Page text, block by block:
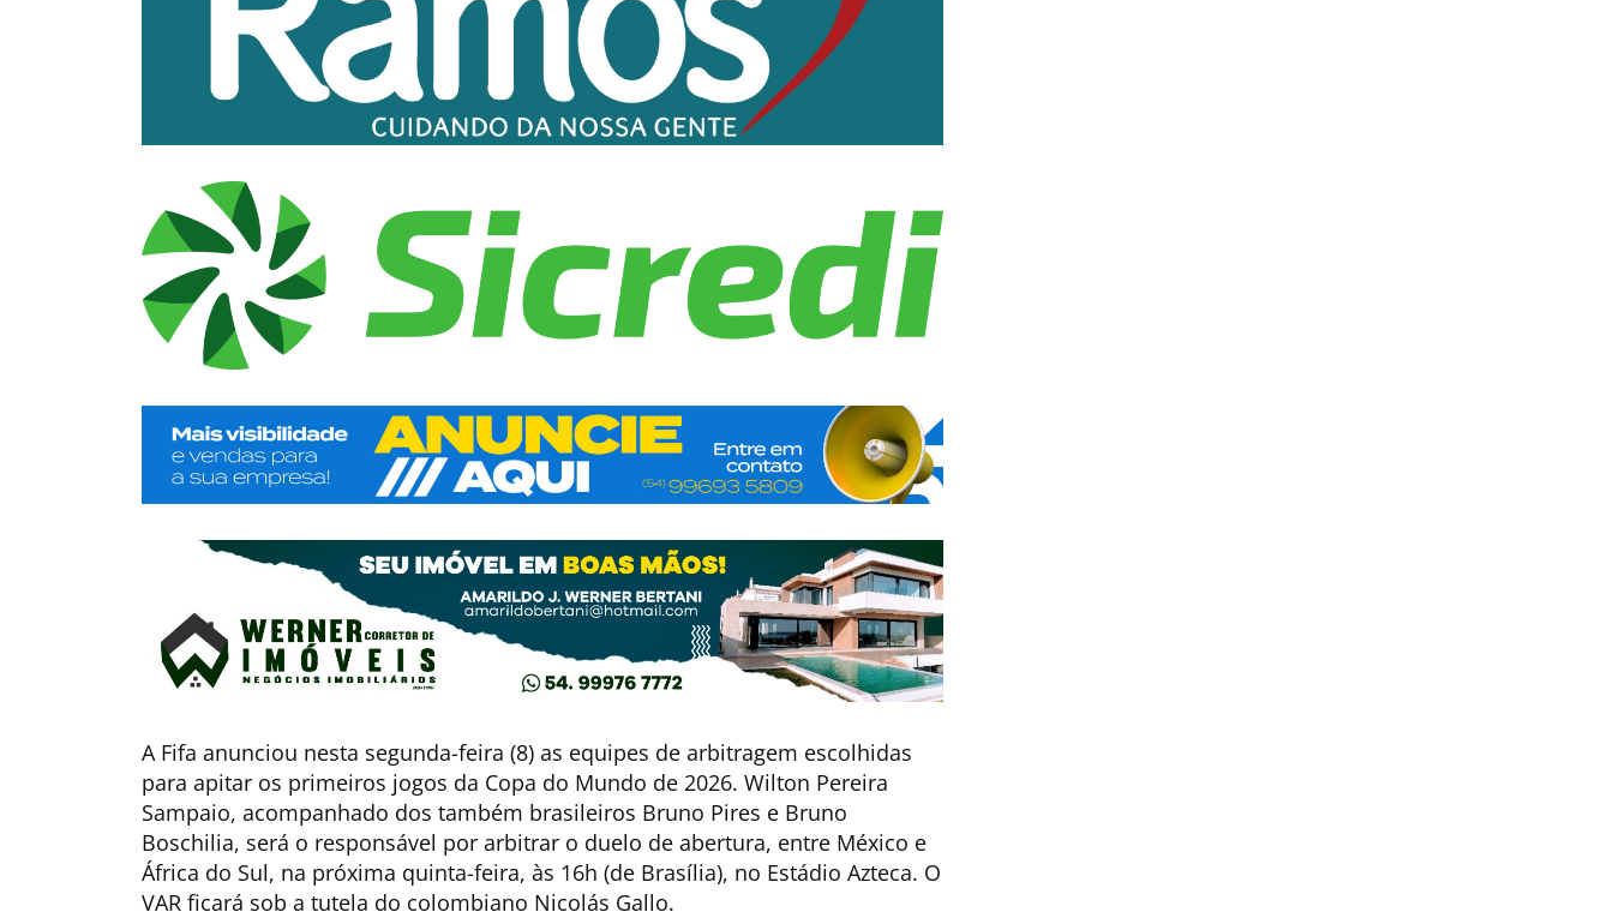
A Fifa anunciou nesta segunda-feira (8) as equipes de arbitragem escolhidas
para apitar os primeiros jogos da Copa do Mundo de 2026. Wilton Pereira
Sampaio, acompanhado dos também brasileiros Bruno Pires e Bruno
Boschilia, será o responsável por arbitrar o duelo de abertura, entre México e
África do Sul, na próxima quinta-feira, às 16h (de Brasília), no Estádio Azteca. O
VAR ficará sob a tutela do colombiano Nicolás Gallo.